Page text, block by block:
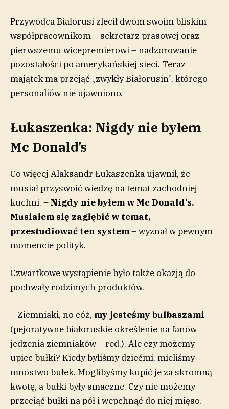
Przywódca Białorusi zlecił dwóm swoim bliskim
współpracownikom – sekretarz prasowej oraz
pierwszemu wicepremierowi – nadzorowanie
pozostałości po amerykańskiej sieci. Teraz
majątek ma przejąć „zwykły Białorusin”, którego
personaliów nie ujawniono.
Łukaszenka: Nigdy nie byłem
Mc Donald’s
Co więcej Alaksandr Łukaszenka ujawnił, że
musiał przyswoić wiedzę na temat zachodniej
kuchni. – Nigdy nie byłem w Mc Donald’s.
Musiałem się zagłębić w temat,
przestudiować ten system– wyznał w pewnym
momencie polityk.
Czwartkowe wystąpienie było także okazją do
pochwały rodzimych produktów.
– Ziemniaki, no cóż, my jesteśmy bulbaszami
(pejoratywne białoruskie określenie na fanów
jedzenia ziemniaków – red.). Ale czy możemy
upiec bułki? Kiedy byliśmy dziećmi, mieliśmy
mnóstwo bułek. Moglibyśmy kupić je za skromną
kwotę, a bułki były smaczne. Czy nie możemy
przeciąć bułki na pół i wepchnąć do niej mięso,